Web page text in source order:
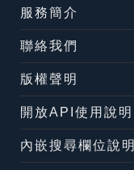
服務簡介
聯絡我們
版權聲明
開放API使用說明
內嵌搜尋欄位說明